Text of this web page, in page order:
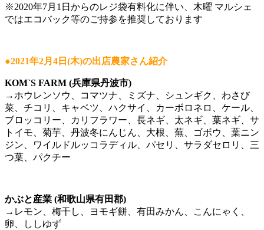
※2020年7月1日からのレジ袋有料化に伴い、木曜 マルシェ
ではエコバック等のご持参を推奨しております
●2021年2月4日(木)の出店農家さん紹介
KOM`S FARM (兵庫県丹波市)
→ホウレンソウ、コマツナ、ミズナ、シュンギク、わさび
菜、チコリ、キャベツ、ハクサイ、カーボロネロ、ケール、
ブロッコリー、カリフラワー、長ネギ、太ネギ、葉ネギ、サ
トイモ、菊芋、丹波冬にんじん、大根、蕪、ゴボウ、葉ニン
ジン、ワイルドルッコラディル、パセリ、サラダセロリ、三
つ葉、パクチー
かぶと産業 (和歌山県有田郡)
→レモン、梅干し、ヨモギ餅、有田みかん、こんにゃく、
卵、ししゆず